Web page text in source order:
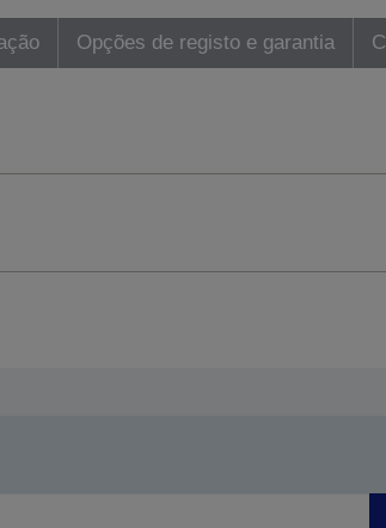
Opções de registo e garantia